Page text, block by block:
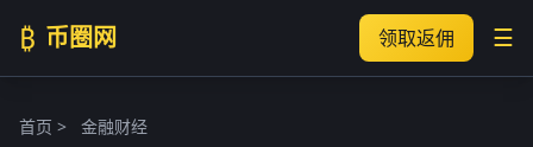
₿ 币圈网 领取返佣 ☰
首页 > 金融财经